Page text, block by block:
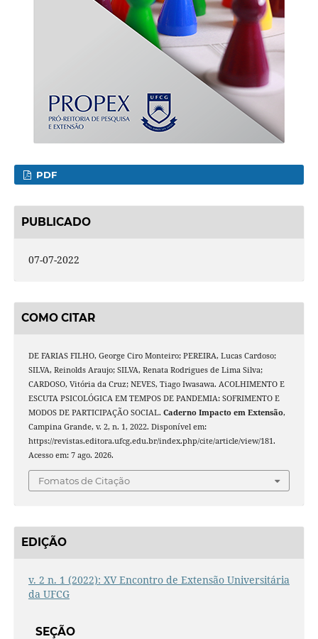
PDF
PUBLICADO
07-07-2022
COMO CITAR
DE FARIAS FILHO, George Ciro Monteiro; PEREIRA, Lucas Cardoso;
SILVA, Reinolds Araujo; SILVA, Renata Rodrigues de Lima Silva;
CARDOSO, Vitória da Cruz; NEVES, Tiago Iwasawa. ACOLHIMENTO E
ESCUTA PSICOLÓGICA EM TEMPOS DE PANDEMIA: SOFRIMENTO E
MODOS DE PARTICIPAÇÃO SOCIAL. Caderno Impacto em Extensão,
Campina Grande, v. 2, n. 1, 2022. Disponível em:
https://revistas.editora.ufcg.edu.br/index.php/cite/article/view/181.
Acesso em: 7 ago. 2026.
Fomatos de Citação
EDIÇÃO
v. 2 n. 1 (2022): XV Encontro de Extensão Universitária
da UFCG
SEÇÃO